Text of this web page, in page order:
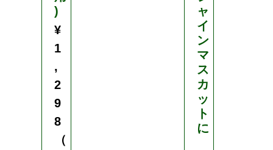
)
¥
1
,
2
9
8
（
ャ
イ
ン
マ
ス
カ
ッ
ト
に